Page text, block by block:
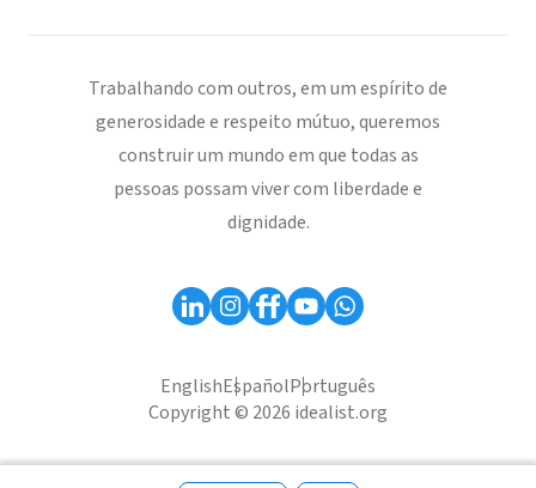
Trabalhando com outros, em um espírito de
generosidade e respeito mútuo, queremos
construir um mundo em que todas as
pessoas possam viver com liberdade e
dignidade.
EnglishEspañolPortuguês
Copyright © 2026 idealist.org